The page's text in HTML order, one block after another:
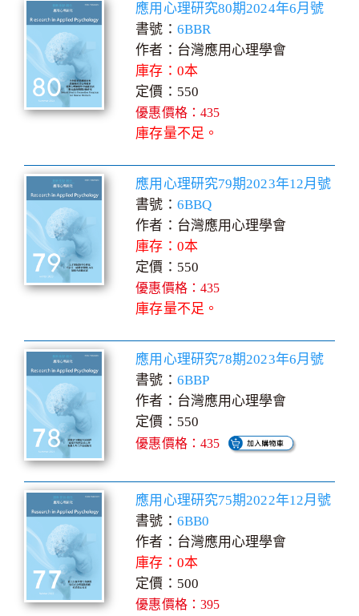
應用心理研究80期2024年6月號
書號： 6BBR
作者：台灣應用心理學會
庫存：0本
定價：550
優惠價格：435
庫存量不足。
應用心理研究79期2023年12月號
書號： 6BBQ
作者：台灣應用心理學會
庫存：0本
定價：550
優惠價格：435
庫存量不足。
應用心理研究78期2023年6月號
書號： 6BBP
作者：台灣應用心理學會
定價：550
優惠價格：435
應用心理研究75期2022年12月號
書號： 6BB0
作者：台灣應用心理學會
庫存：0本
定價：500
優惠價格：395